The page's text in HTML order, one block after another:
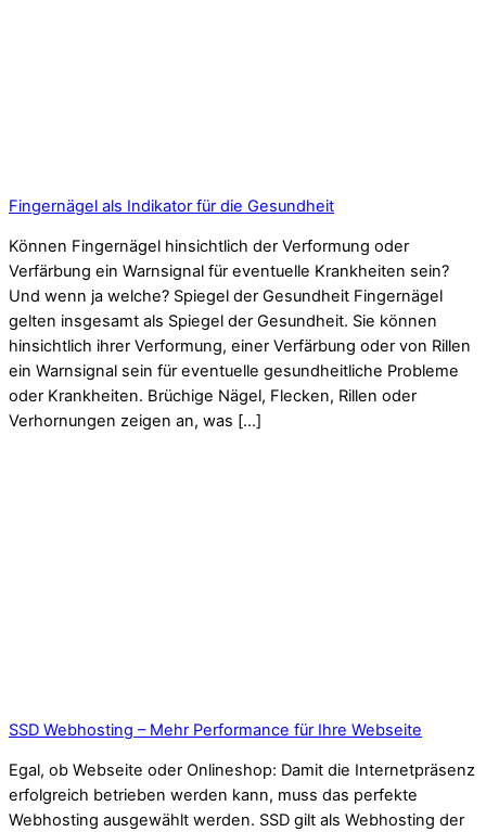
Fingernägel als Indikator für die Gesundheit
Können Fingernägel hinsichtlich der Verformung oder
Verfärbung ein Warnsignal für eventuelle Krankheiten sein?
Und wenn ja welche? Spiegel der Gesundheit Fingernägel
gelten insgesamt als Spiegel der Gesundheit. Sie können
hinsichtlich ihrer Verformung, einer Verfärbung oder von Rillen
ein Warnsignal sein für eventuelle gesundheitliche Probleme
oder Krankheiten. Brüchige Nägel, Flecken, Rillen oder
Verhornungen zeigen an, was […]
SSD Webhosting – Mehr Performance für Ihre Webseite
Egal, ob Webseite oder Onlineshop: Damit die Internetpräsenz
erfolgreich betrieben werden kann, muss das perfekte
Webhosting ausgewählt werden. SSD gilt als Webhosting der